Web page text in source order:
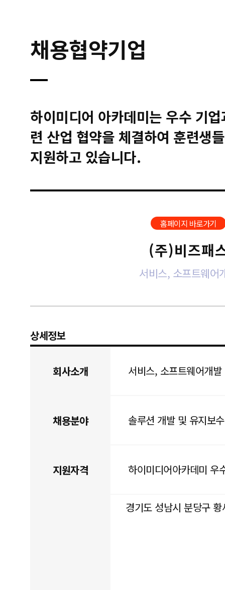
채용협약기업
하이미디어 아카데미는 우수 기
련 산업 협약을 체결하여 훈련생
지원하고 있습니다.
홈페이지 바로가기
(주)비즈패
서비스, 소프트웨어
상세정보
회사소개 서비스, 소프트웨어개발
채용분야 솔루션 개발 및 유지보
지원자격 하이미디어아카데미 우
경기도 성남시 분당구